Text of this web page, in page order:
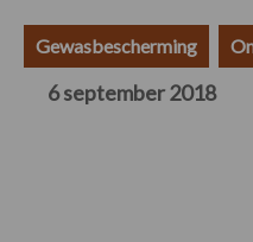
Gewasbescherming
6 september 2018